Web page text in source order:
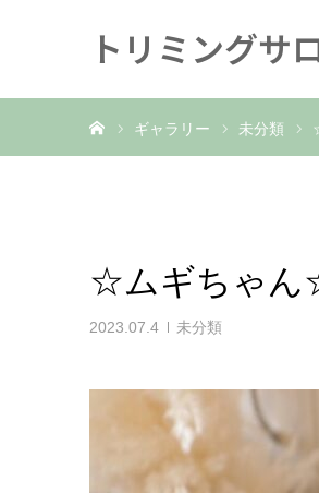
トリミングサ
ギャラリー 未分類
☆ムギちゃ
2023.07.4 未分類